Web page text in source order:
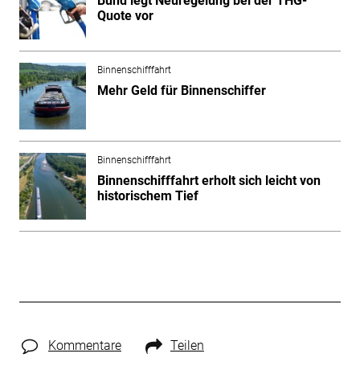
Quote vor
Binnenschifffahrt
Mehr Geld für Binnenschiffer
Binnenschifffahrt
Binnenschifffahrt erholt sich leicht von
historischem Tief
Kommentare Teilen